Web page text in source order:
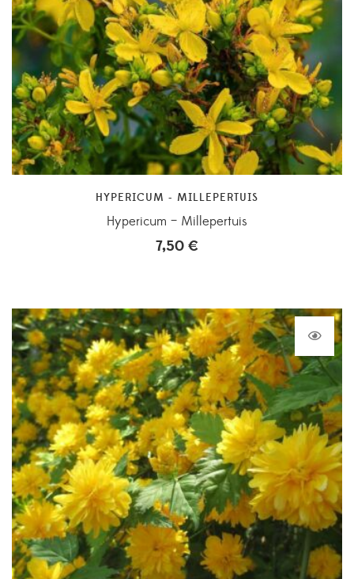
HYPERICUM - MILLEPERTUIS
Hypericum – Millepertuis
7,50 €